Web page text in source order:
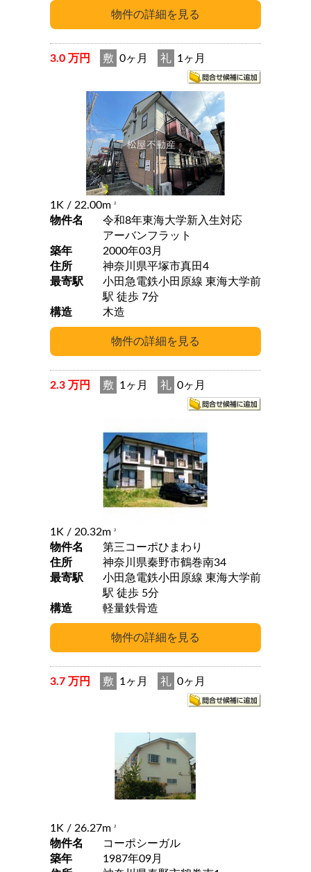
3.0 万円 敷 0ヶ月 礼 1ヶ月
1K / 22.00m 2
物件名
令和8年東海大学新入生対応
アーバンフラット
築年
2000年03月
住所
神奈川県平塚市真田4
最寄駅
小田急電鉄小田原線 東海大学前
駅 徒歩 7分
構造
木造
2.3 万円 敷 1ヶ月 礼 0ヶ月
1K / 20.32m 2
物件名
第三コーポひまわり
住所
神奈川県秦野市鶴巻南34
最寄駅
小田急電鉄小田原線 東海大学前
駅 徒歩 5分
構造
軽量鉄骨造
3.7 万円 敷 1ヶ月 礼 0ヶ月
1K / 26.27m 2
物件名
コーポシーガル
築年
1987年09月